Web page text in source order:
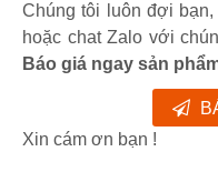
Chúng tôi luôn đợi
hoặc chat Zalo với
Báo giá ngay sản
Xin cám ơn bạn !